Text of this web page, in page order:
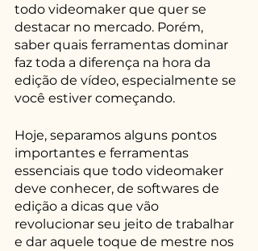
todo videomaker que quer se
destacar no mercado. Porém,
saber quais ferramentas dominar
faz toda a diferença na hora da
edição de vídeo, especialmente se
você estiver começando.
Hoje, separamos alguns pontos
importantes e ferramentas
essenciais que todo videomaker
deve conhecer, de softwares de
edição a dicas que vão
revolucionar seu jeito de trabalhar
e dar aquele toque de mestre nos